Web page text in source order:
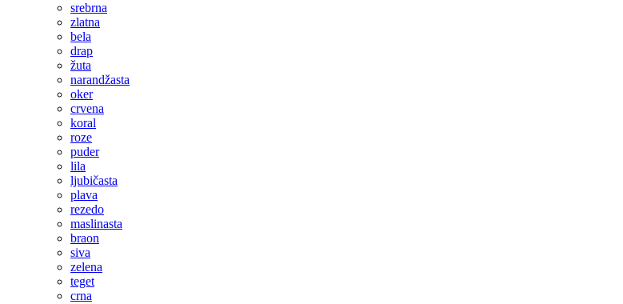
srebrna
zlatna
bela
drap
žuta
narandžasta
oker
crvena
koral
roze
puder
lila
ljubičasta
plava
rezedo
maslinasta
braon
siva
zelena
teget
crna